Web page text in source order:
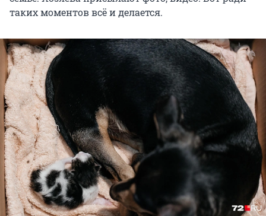
таких моментов всё и делается.